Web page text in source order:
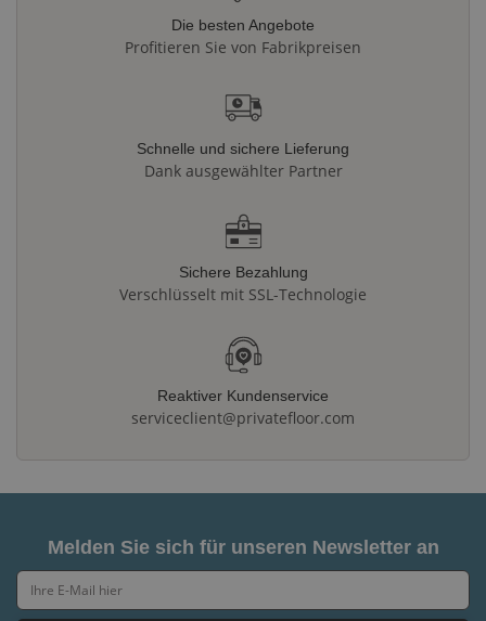
Die besten Angebote
Profitieren Sie von Fabrikpreisen
Schnelle und sichere Lieferung
Dank ausgewählter Partner
Sichere Bezahlung
Verschlüsselt mit SSL-Technologie
Reaktiver Kundenservice
serviceclient@privatefloor.com
Melden Sie sich für unseren Newsletter an